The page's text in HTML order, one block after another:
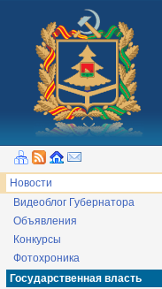
Новости
Видеоблог Губернатора
Объявления
Конкурсы
Фотохроника
Государственная власть